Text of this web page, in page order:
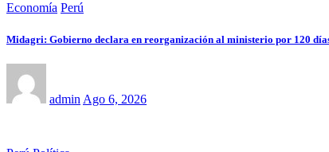
Economía Perú
Midagri: Gobierno declara en reorganización al ministerio por 120
admin Ago 6, 2026